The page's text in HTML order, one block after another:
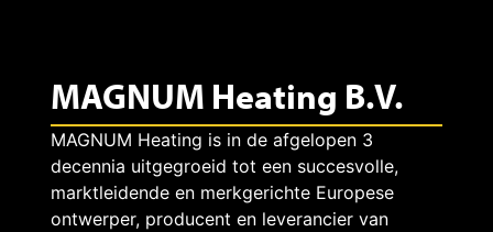
MAGNUM Heating B.V.
MAGNUM Heating is in de afgelopen 3
decennia uitgegroeid tot een succesvolle,
marktleidende en merkgerichte Europese
ontwerper, producent en leverancier van